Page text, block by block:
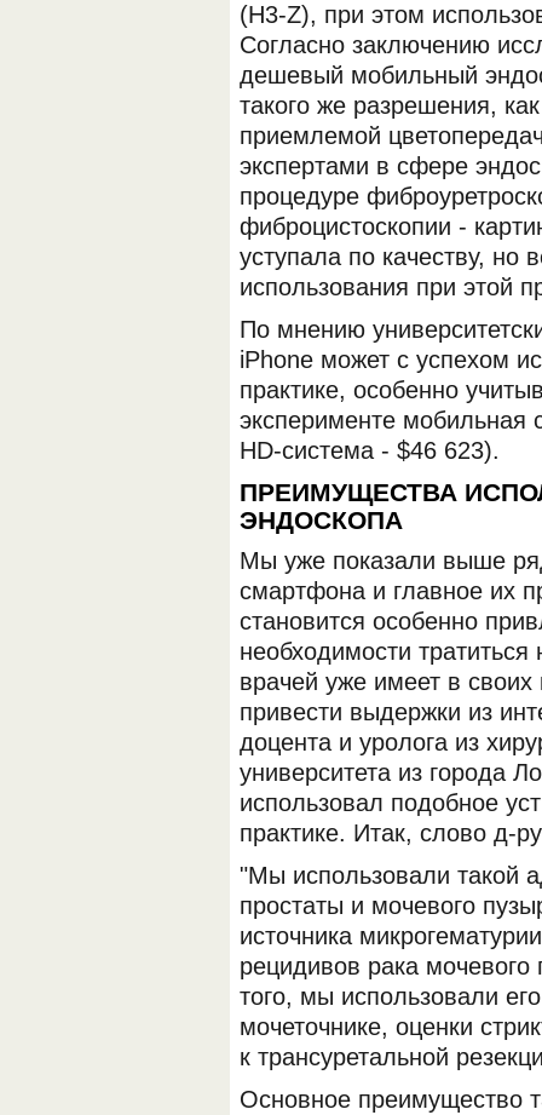
(H3-Z), при этом
Согласно заключению
дешевый мобильный
такого же разрешения,
приемлемой
экспертами в сфере
процедуре
фиброцистоскопии -
уступала по качеству,
использования при этой
По мнению
iPhone может с успехом
практике, особенно
эксперименте мобильная
HD-система - $46 623).
ПРЕИМУЩЕСТВА
ЭНДОСКОПА
Мы уже показали выше
смартфона и главное их
становится особенно
необходимости
врачей уже имеет в
привести выдержки из
доцента и уролога из
университета из города
использовал подобное
практике. Итак, слово д-
"Мы использовали такой
простаты и мочевого
источника
рецидивов рака
того, мы использовали
мочеточнике, оценки
к трансуретальной
Основное преимущество